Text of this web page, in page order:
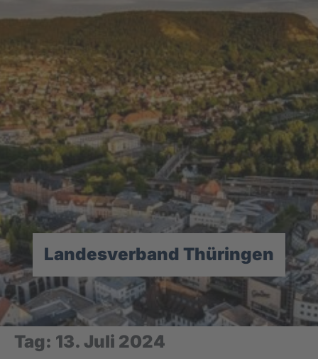
Landesverband Thüringen
Tag: 13. Juli 2024